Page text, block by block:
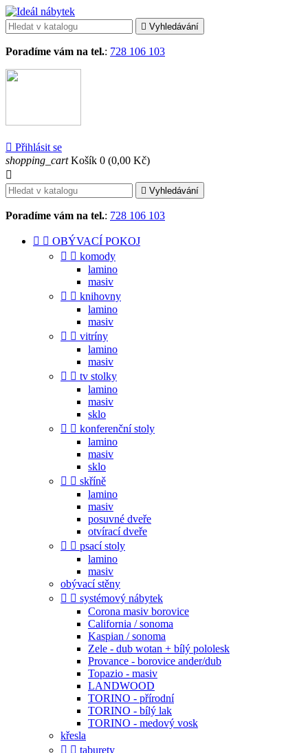
 Vyhledávání
Poradíme vám na tel.: 728 106 103
 Přihlásit se
shopping_cart Košík 0 (0,00 Kč)

 Vyhledávání
Poradíme vám na tel.: 728 106 103
  OBÝVACÍ POKOJ
  komody
lamino
masiv
  knihovny
lamino
masiv
  vitríny
lamino
masiv
  tv stolky
lamino
masiv
sklo
  konferenční stoly
lamino
masiv
sklo
  skříně
lamino
masiv
posuvné dveře
otvírací dveře
  psací stoly
lamino
masiv
obývací stěny
  systémový nábytek
Corona masiv borovice
California / sonoma
Kaspian / sonoma
Zele - dub wotan + bílý pololesk
Provance - borovice ander/dub
Topazio - masiv
LANDWOOD
TORINO - přírodní
TORINO - bílý lak
TORINO - medový vosk
křesla
  taburety